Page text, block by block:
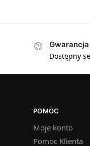
Dostępny
POMOC
Moje konto
Pomoc Klienta